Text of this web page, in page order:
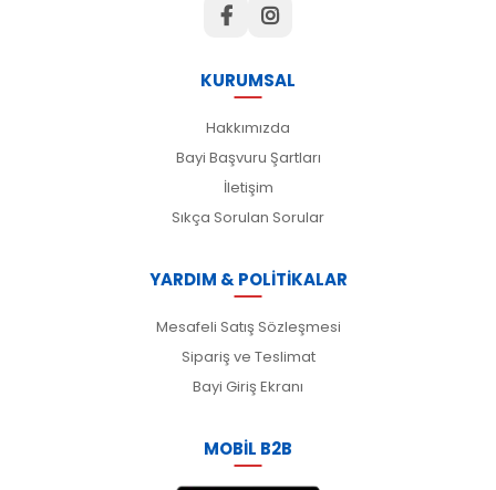
KURUMSAL
Hakkımızda
Bayi Başvuru Şartları
İletişim
Sıkça Sorulan Sorular
YARDIM & POLİTİKALAR
Mesafeli Satış Sözleşmesi
Sipariş ve Teslimat
Bayi Giriş Ekranı
MOBİL B2B